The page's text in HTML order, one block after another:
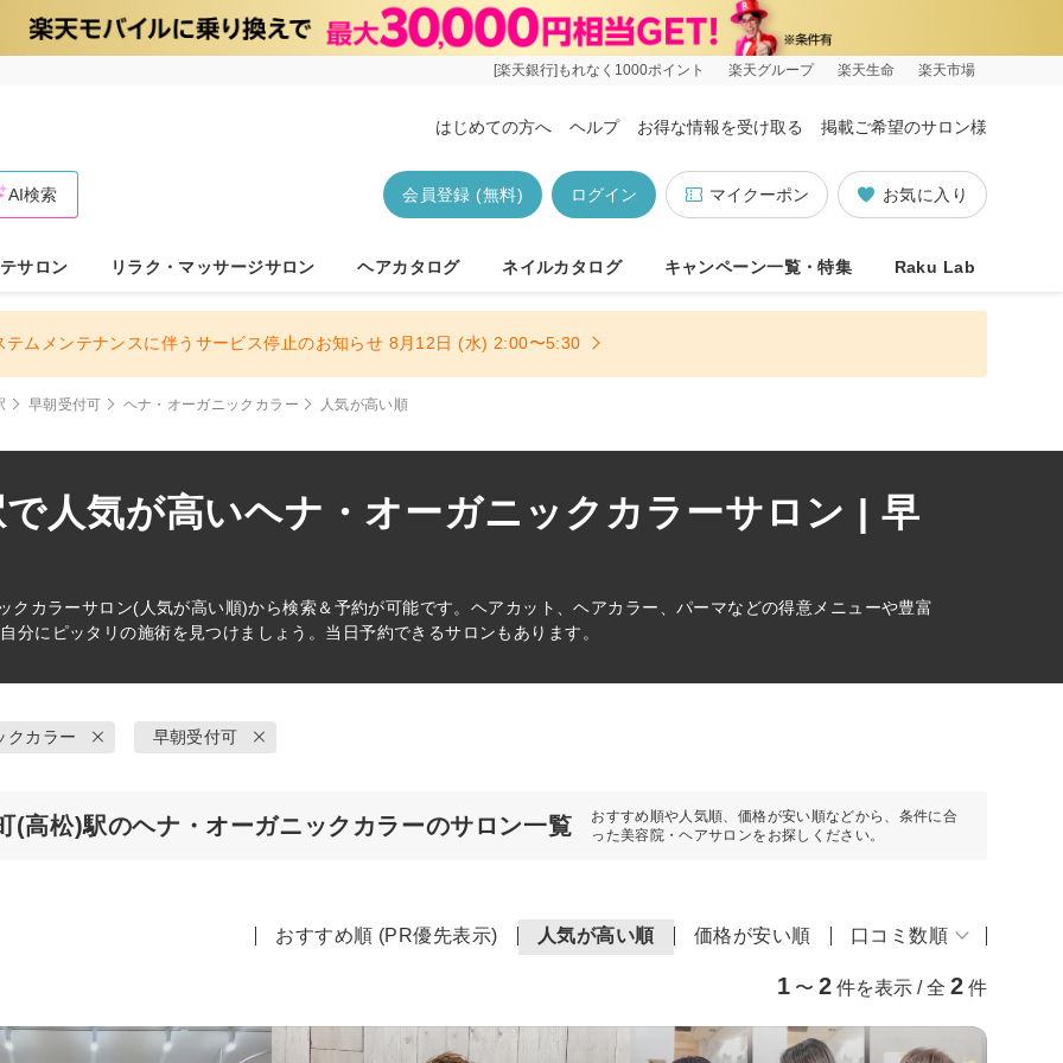
[楽天銀行]もれなく1000ポイント 楽天グループ 楽天生命 楽天市場
はじめての方へ ヘルプ お得な情報を受け取る 掲載ご希望のサロン様
お気に入り
マイクーポン
ログイン
会員登録 (無料)
AI検索
サロン リラク・マッサージサロン ヘアカタログ ネイルカタログ キャンペーン一覧・特集 Raku Lab
テムメンテナンスに伴うサービス停止のお知らせ 8月12日 (水) 2:00〜5:30
早朝受付可 ヘナ・オーガニックカラー 人気が高い順
人気が高いヘナ・オーガニックカラーサロン | 早
クカラーサロン(人気が高い順)から検索＆予約が可能です。ヘアカット、ヘアカラー、パーマなどの得意メニューや豊富
分にピッタリの施術を見つけましょう。当日予約できるサロンもあります。
クカラー 早朝受付可
(高松)駅のヘナ・オーガニックカラーのサロン一覧
おすすめ順や人気順、価格が安い順などから、条件に合
った美容院・ヘアサロンをお探しください。
おすすめ順 (PR優先表示) 人気が高い順 価格が安い順 口コミ数順
1 〜 2 件を表示 / 全 2 件